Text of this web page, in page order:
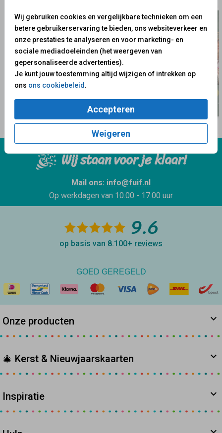
Wij gebruiken cookies en vergelijkbare technieken om een
betere gebruikerservaring te bieden, ons websiteverkeer en
onze prestaties te analyseren en voor marketing- en
sociale mediadoeleinden (het weergeven van
gepersonaliseerde advertenties).
Je kunt jouw toestemming altijd wijzigen of intrekken op
ons ons cookiebeleid .
Accepteren
Weigeren
Wij staan voor je klaar!
Mail ons: info@fuif.nl
Op werkdagen van 10.00 - 17.00 uur
9.6
op basis van 8.100+ reviews
GOED GEREGELD
Onze producten
🎄 Kerst & Nieuwjaarskaarten
Inspiratie